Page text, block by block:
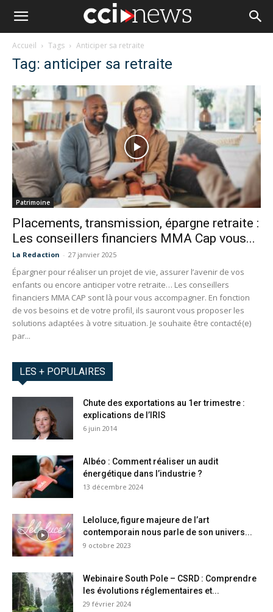
Accueil Tags Anticiper sa retraite
Tag: anticiper sa retraite
Patrimoine
Placements, transmission, épargne retraite :
Les conseillers financiers MMA Cap vous...
La Redaction - 27 janvier 2025
Épargner pour réaliser un projet de vie, assurer l’avenir de vos
enfants ou encore anticiper votre retraite… Les conseillers
financiers MMA CAP sont là pour vous accompagner. En fonction
de vos besoins et de votre profil, ils sauront vous proposer les
solutions adaptées à votre situation. Je souhaite être contacté(e)
par...
LES + POPULAIRES
Chute des exportations au 1er trimestre :
explications de l’IRIS
6 juin 2014
Albéo : Comment réaliser un audit
énergétique dans l’industrie ?
13 décembre 2024
Leloluce, figure majeure de l’art
contemporain nous parle de son univers...
9 octobre 2023
Webinaire South Pole – CSRD : Comprendre
les évolutions réglementaires et...
29 février 2024